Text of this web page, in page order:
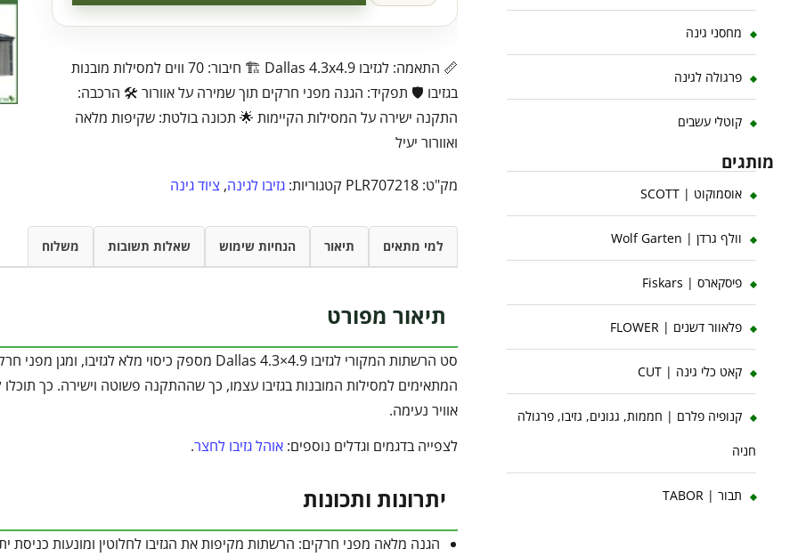
📏 התאמה: לגזיבו Dallas 4.3x4.9 🏗️ חיבור: 70 ווים למסילות מובנות
בגזיבו 🛡️ תפקיד: הגנה מפני חרקים תוך שמירה על אוורור 🛠️ הרכבה:
התקנה ישירה על המסילות הקיימות 🌟 תכונה בולטת: שקיפות מלאה
ואוורור יעיל
מק"ט: PLR707218 קטגוריות: גזיבו לגינה, ציוד גינה
למי מתאים תיאור הנחיות שימוש שאלות תשובות משלוח
תיאור מפורט
המתאימים למסילות המובנות בגזיבו עצמו, כך שההתקנה פשוטה וישירה. כך
אוויר נעימה.
לצפייה בדגמים וגדלים נוספים: אוהל גזיבו לחצר.
יתרונות ותכונות
הגנה מלאה מפני חרקים: הרשתות מקיפות את הגזיבו לחלוטין ומונעות כניסת
מחסני גינה
פרגולה לגינה
קוטלי עשבים
מותגים
אוסמוקוט | SCOTT
וולף גרדן | Wolf Garten
פיסקארס | Fiskars
פלאוור דשנים | FLOWER
קאט כלי גינה | CUT
קנופיה פלרם | חממות, גגונים, גזיבו, פרגולה
חניה
תבור | TABOR